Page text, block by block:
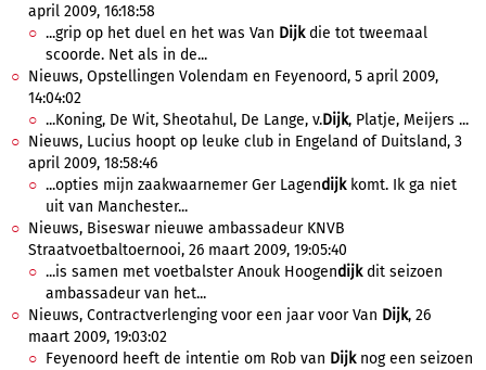
april 2009, 16:18:58
...grip op het duel en het was Van Dijkdie tot tweemaal
scoorde. Net als in de...
Nieuws, Opstellingen Volendam en Feyenoord, 5 april 2009,
14:04:02
...Koning, De Wit, Sheotahul, De Lange, v.Dijk, Platje, Meijers ...
Nieuws, Lucius hoopt op leuke club in Engeland of Duitsland, 3
april 2009, 18:58:46
...opties mijn zaakwaarnemer Ger Lagendijkkomt. Ik ga niet
uit van Manchester...
Nieuws, Biseswar nieuwe ambassadeur KNVB
Straatvoetbaltoernooi, 26 maart 2009, 19:05:40
...is samen met voetbalster Anouk Hoogendijkdit seizoen
ambassadeur van het...
Nieuws, Contractverlenging voor een jaar voor Van Dijk, 26
maart 2009, 19:03:02
Feyenoord heeft de intentie om Rob van Dijknog een seizoen